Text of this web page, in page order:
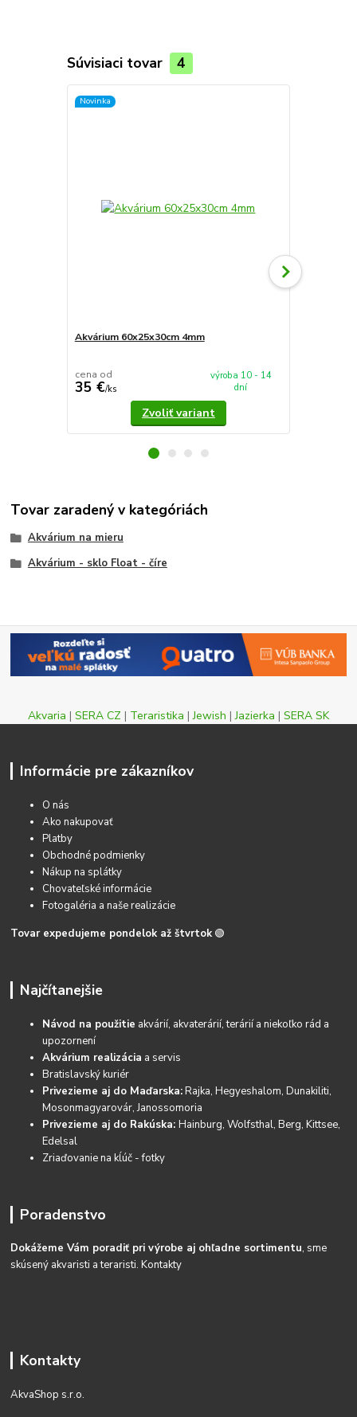
Súvisiaci tovar 4
Novinka
Akvárium 60x25x30cm 4mm
cena od
35 €/ks
výroba 10 - 14
dní
Zvoliť variant
Tovar zaradený v kategóriách
Akvárium na mieru
Akvárium - sklo Float - číre
Akvaria | SERA CZ | Teraristika |Jewish |Jazierka | SERA SK
Informácie pre zákazníkov
O nás
Ako nakupovať
Platby
Obchodné podmienky
Nákup na splátky
Chovateľské informácie
Fotogaléria a naše realizácie
Tovar expedujeme pondelok až štvrtok 🟢
Najčítanejšie
Návod na použitie akvárií, akvaterárií, terárií a niekoľko rád a
upozornení
Akvárium realizácia a servis
Bratislavský kuriér
Privezieme aj do Maďarska:Rajka, Hegyeshalom, Dunakiliti,
Mosonmagyarovár, Janossomoria
Privezieme aj do Rakúska:Hainburg, Wolfsthal, Berg, Kittsee,
Edelsal
Zriaďovanie na kĺúč - fotky
Poradenstvo
Dokážeme Vám poradiť pri výrobe aj ohľadne sortimentu, sme
skúsený akvaristi a teraristi.Kontakty
Kontakty
AkvaShop s.r.o.